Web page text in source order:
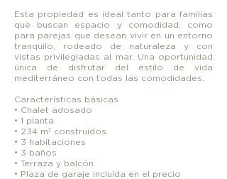
Esta propiedad es ideal tanto para familias
que buscan espacio y comodidad, como
para parejas que desean vivir en un entorno
tranquilo, rodeado de naturaleza y con
vistas privilegiadas al mar. Una oportunidad
única de disfrutar del estilo de vida
mediterráneo con todas las comodidades.
Características básicas
• Chalet adosado
• 1 planta
• 234 m² construidos
• 3 habitaciones
• 3 baños
• Terraza y balcón
• Plaza de garaje incluida en el precio